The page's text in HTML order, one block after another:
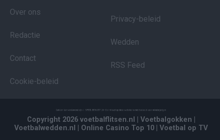
Over ons
Redactie
Contact
Cookie-beleid
Privacy-beleid
Wedden
RSS Feed
Copyright 2026 voetbalflitsen.nl | Voetbalgokken
Voetbalwedden.nl
| Online Casino Top 10 | Voetbal op TV